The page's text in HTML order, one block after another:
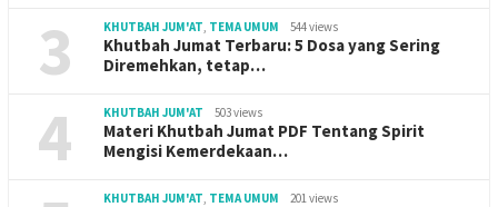
3 KHUTBAH JUM'AT, TEMA UMUM 544 views
Khutbah Jumat Terbaru: 5 Dosa yang Sering
Diremehkan, tetap…
4 KHUTBAH JUM'AT 503 views
Materi Khutbah Jumat PDF Tentang Spirit
Mengisi Kemerdekaan…
KHUTBAH JUM'AT, TEMA UMUM 201 views